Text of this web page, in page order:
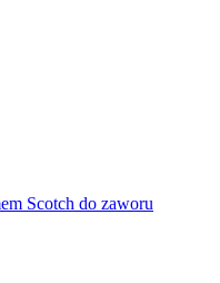
Scotch do zaworu